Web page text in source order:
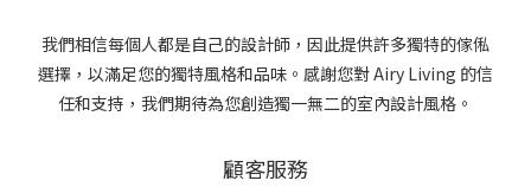
我們相信每個人都是自己的設計師，因此提供許多獨特的傢俬
選擇，以滿足您的獨特風格和品味。感謝您對 Airy Living 的信
任和支持，我們期待為您創造獨一無二的室內設計風格。
顧客服務